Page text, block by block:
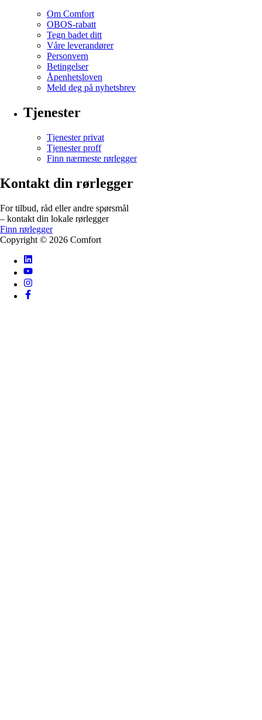
Om Comfort
OBOS-rabatt
Tegn badet ditt
Våre leverandører
Personvern
Betingelser
Åpenhetsloven
Meld deg på nyhetsbrev
Tjenester
Tjenester privat
Tjenester proff
Finn nærmeste rørlegger
Kontakt din rørlegger
For tilbud, råd eller andre spørsmål
– kontakt din lokale rørlegger
Finn rørlegger
Copyright © 2026 Comfort